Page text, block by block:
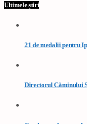
Ultimele știri
21 de medalii pentru
Directorul Căminului